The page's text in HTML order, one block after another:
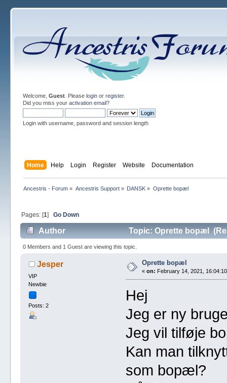
Welcome, Guest. Please loginor register.
Did you miss your activation email?
Login with username, password and session length
Home Help Login Register Website Documentation
Ancestris - Forum » Ancestris Support» DANSK » Oprette bopæl
Pages: [1] Go Down
Author Topic: Oprette bopæl
0 Members and 1 Guest are viewing this topic.
Jesper
VIP
Newbie
Posts: 2
Oprette bopæl
«on: February 14, 2021,
Hej
Jeg er ny
Jeg vil tilføje
Kan man
som bopæl?